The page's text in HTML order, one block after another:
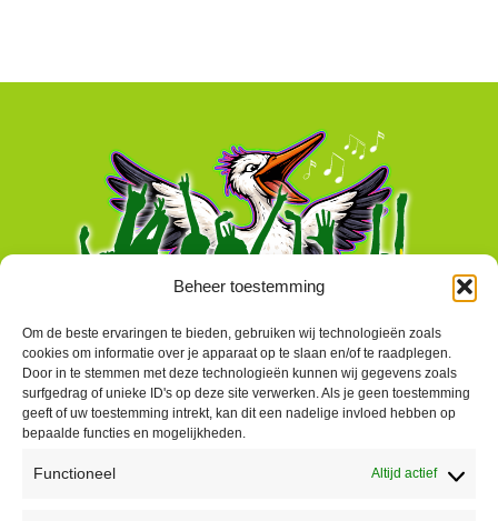
Beheer toestemming
Om de beste ervaringen te bieden, gebruiken wij technologieën zoals
cookies om informatie over je apparaat op te slaan en/of te raadplegen.
Door in te stemmen met deze technologieën kunnen wij gegevens zoals
surfgedrag of unieke ID's op deze site verwerken. Als je geen toestemming
geeft of uw toestemming intrekt, kan dit een nadelige invloed hebben op
bepaalde functies en mogelijkheden.
Functioneel Altijd actief